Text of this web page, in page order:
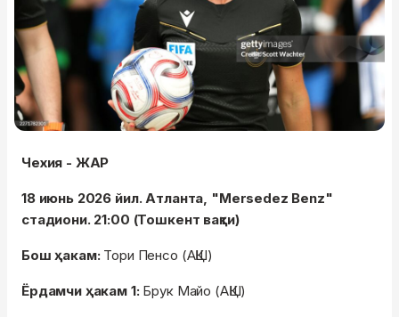
Чехия - ЖАР
18 июнь 2026 йил. Атланта, "Mersedez Benz"
стадиони. 21:00 (Тошкент вақти)
Бош ҳакам: Тори Пенсо (АҚШ)
Ёрдамчи ҳакам 1:Брук Майо (АҚШ)